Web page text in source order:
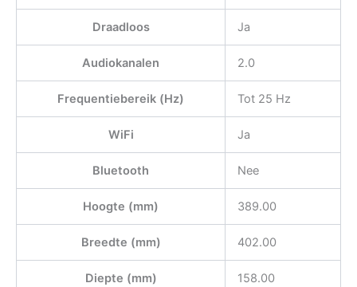
Draadloos Ja
Audiokanalen 2.0
Frequentiebereik (Hz) Tot 25 Hz
WiFi Ja
Bluetooth Nee
Hoogte (mm) 389.00
Breedte (mm) 402.00
Diepte (mm) 158.00